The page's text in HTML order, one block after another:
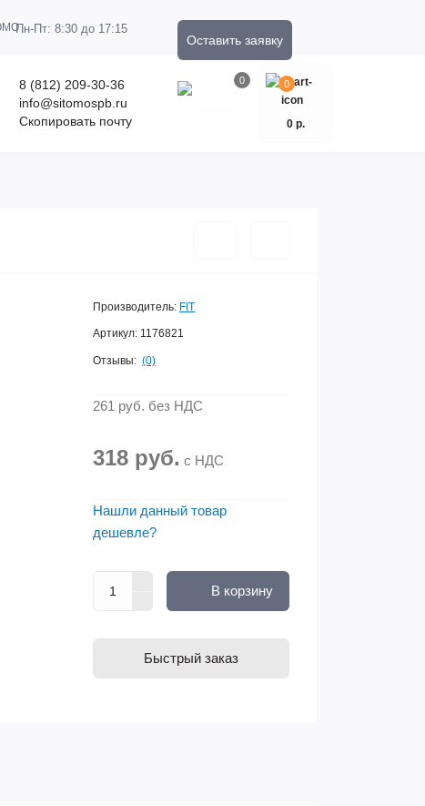
Пн-Пт: 8:30 до 17:15
Оставить заявку
8 (812) 209-30-36
info@sitomospb.ru
Скопировать почту
0 0
0 р.
Производитель: FIT
Артикул: 1176821
Отзывы: (0)
261 руб. без НДС
318 руб. с НДС
Нашли данный товар
дешевле?
В корзину
Быстрый заказ